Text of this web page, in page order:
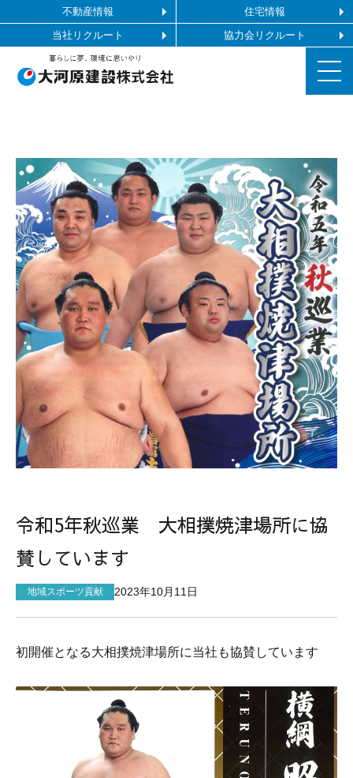
不動産情報
住宅情報
当社リクルート
協力会リクルート
協力会社の皆様へ
お問い合わせ
サイトマップ
施工ギャラリー
企業情報
事業内容
令和5年秋巡業 大相撲焼津場所に協
賛しています
地域スポーツ貢献 2023年10月11日
初開催となる大相撲焼津場所に当社も協賛しています